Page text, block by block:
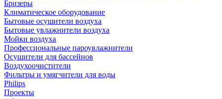
Бризеры
Климатическое оборудование
Бытовые осушители воздуха
Бытовые увлажнители воздуха
Мойки воздуха
Профессиональные пароувлажнители
Осушители для бассейнов
Воздухоочистители
Фильтры и умягчители для воды
Philips
Проекты